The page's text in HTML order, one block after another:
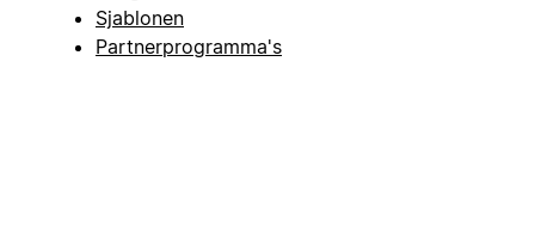
Sjablonen
Partnerprogramma's